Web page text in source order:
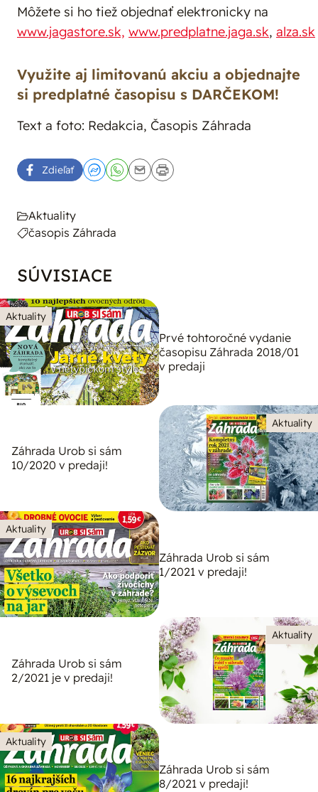
Môžete si ho tiež objednať elektronicky na
www.jagastore.sk, www.predplatne.jaga.sk, alza.sk
Využite aj limitovanú akciu a objednajte
si predplatné časopisu s DARČEKOM!
Text a foto: Redakcia, Časopis Záhrada
Zdieľať
Aktuality
časopis Záhrada
SÚVISIACE
Aktuality
Prvé tohtoročné vydanie
časopisu Záhrada 2018/01
v predaji
Aktuality
Záhrada Urob si sám
10/2020 v predaji!
Aktuality
Záhrada Urob si sám
1/2021 v predaji!
Aktuality
Záhrada Urob si sám
2/2021 je v predaji!
Aktuality
Záhrada Urob si sám
8/2021 v predaji!